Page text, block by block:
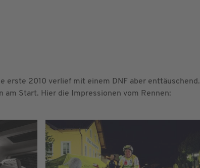
erste 2010 verlief mit einem DNF aber enttäuschend.
Start. Hier die Impressionen vom Rennen: